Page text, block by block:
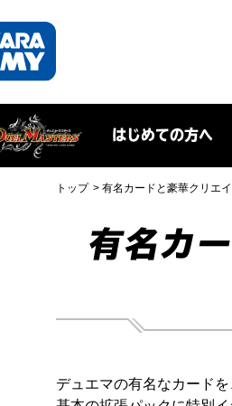
はじめての方へ
トップ 有名カードと豪華クリエ
有名カ
デュエマの有名なカード